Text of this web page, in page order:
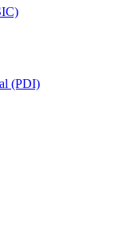
(PDI)